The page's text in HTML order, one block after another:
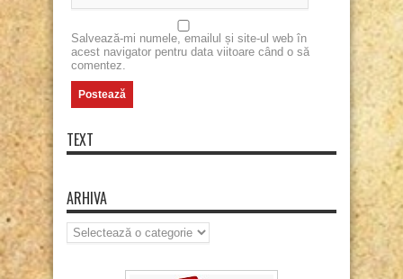
Salvează-mi numele, emailul și site-ul web în
acest navigator pentru data viitoare când o să
comentez.
TEXT
ARHIVA
Arhiva